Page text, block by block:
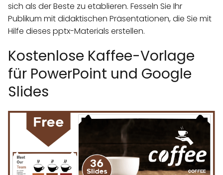
sich als der Beste zu etablieren. Fesseln Sie Ihr
Publikum mit didaktischen Präsentationen, die Sie mit
Hilfe dieses pptx-Materials erstellen.
Kostenlose Kaffee-Vorlage
für PowerPoint und Google
Slides